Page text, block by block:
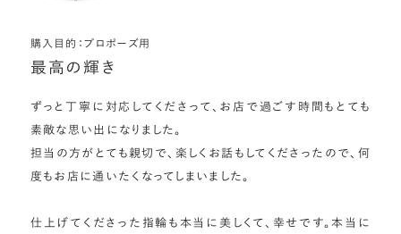
購入目的：プロポーズ用
最高の輝き
ずっと丁寧に対応してくださって、お店で過ごす時間もとても
素敵な思い出になりました。
担当の方がとても親切で、楽しくお話もしてくださったので、何
度もお店に通いたくなってしまいました。
仕上げてくださった指輪も本当に美しくて、幸せです。本当に